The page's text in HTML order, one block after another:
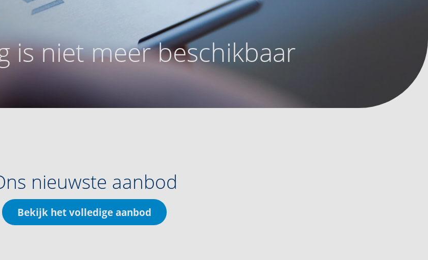
is niet meer beschikbaar
nieuwste aanbod
Bekijk het volledige aanbod